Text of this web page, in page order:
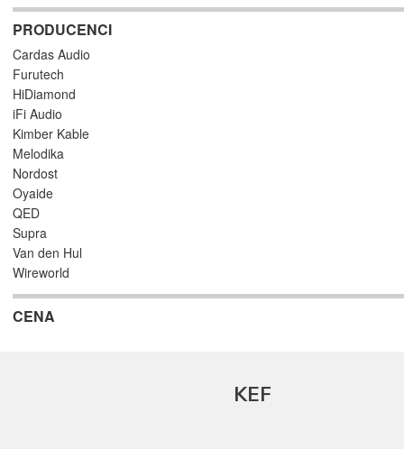
PRODUCENCI
Cardas Audio
Furutech
HiDiamond
iFi Audio
Kimber Kable
Melodika
Nordost
Oyaide
QED
Supra
Van den Hul
Wireworld
CENA
KEF